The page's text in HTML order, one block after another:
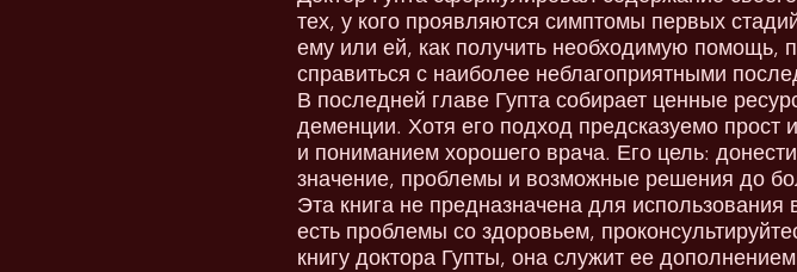
тех, у кого проявляются симптомы первых
ему или ей, как получить необходимую помощь,
справиться с наиболее неблагоприятными
В последней главе Гупта собирает ценные
деменции. Хотя его подход предсказуемо прост
и пониманием хорошего врача. Его цель:
значение, проблемы и возможные решения до
Эта книга не предназначена для использования
есть проблемы со здоровьем,
книгу доктора Гупты, она служит ее